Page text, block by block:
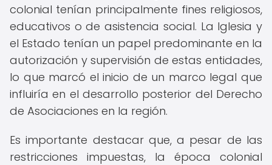
colonial tenían principalmente fines religiosos,
educativos o de asistencia social. La Iglesia y
el Estado tenían un papel predominante en la
autorización y supervisión de estas entidades,
lo que marcó el inicio de un marco legal que
influiría en el desarrollo posterior del Derecho
de Asociaciones en la región.
Es importante destacar que, a pesar de las
restricciones impuestas, la época colonial